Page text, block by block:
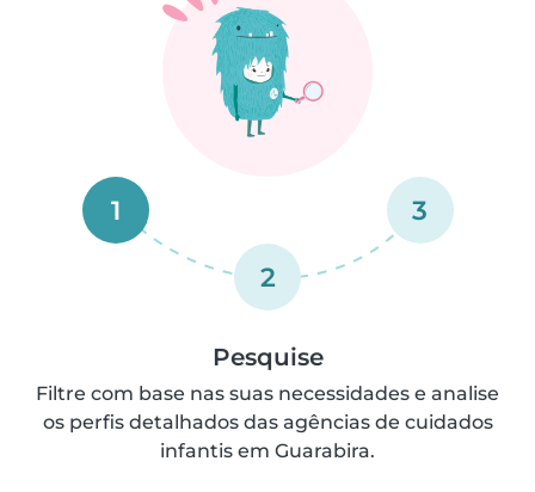
1
2
3
Pesquise
Filtre com base nas suas necessidades e analise
os perfis detalhados das agências de cuidados
infantis em Guarabira.